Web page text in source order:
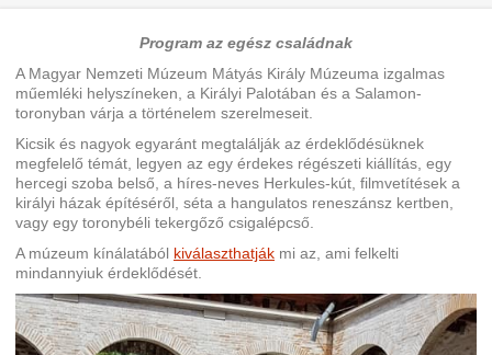
Program az egész családnak
A Magyar Nemzeti Múzeum Mátyás Király Múzeuma izgalmas
műemléki helyszíneken, a Királyi Palotában és a Salamon-
toronyban várja a történelem szerelmeseit.
Kicsik és nagyok egyaránt megtalálják az érdeklődésüknek
megfelelő témát, legyen az egy érdekes régészeti kiállítás, egy
hercegi szoba belső, a híres-neves Herkules-kút, filmvetítések a
királyi házak építéséről, séta a hangulatos reneszánsz kertben,
vagy egy toronybéli tekergőző csigalépcső.
A múzeum kínálatából kiválaszthatják mi az, ami felkelti
mindannyiuk érdeklődését.